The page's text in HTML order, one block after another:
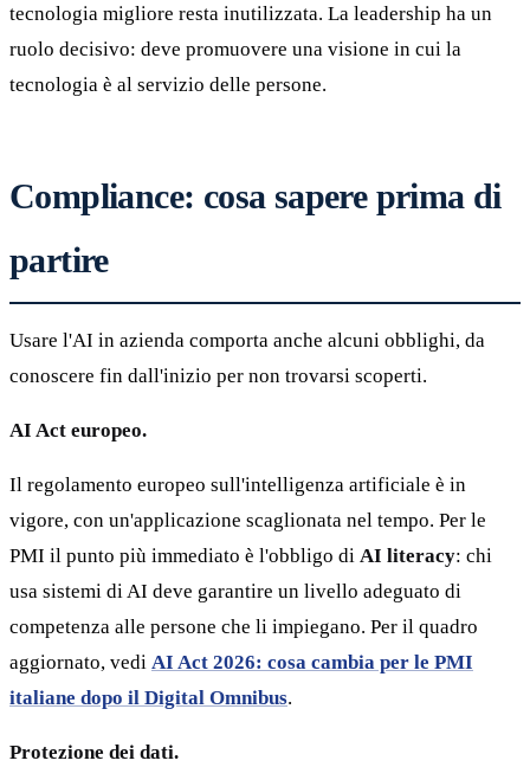
tecnologia migliore resta inutilizzata. La leadership ha un
ruolo decisivo: deve promuovere una visione in cui la
tecnologia è al servizio delle persone.
Compliance: cosa sapere prima di
partire
Usare l'AI in azienda comporta anche alcuni obblighi, da
conoscere fin dall'inizio per non trovarsi scoperti.
AI Act europeo.
Il regolamento europeo sull'intelligenza artificiale è in
vigore, con un'applicazione scaglionata nel tempo. Per le
PMI il punto più immediato è l'obbligo di AI literacy: chi
usa sistemi di AI deve garantire un livello adeguato di
competenza alle persone che li impiegano. Per il quadro
aggiornato, vedi AI Act 2026: cosa cambia per le PMI
italiane dopo il Digital Omnibus.
Protezione dei dati.